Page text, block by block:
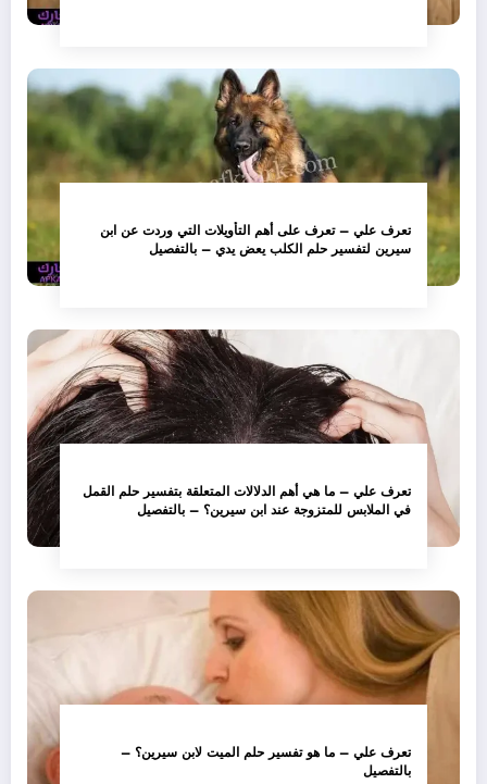
تعرف علي – تعرف على أهم التأويلات التي وردت عن ابن
سيرين لتفسير حلم الكلب يعض يدي – بالتفصيل
تعرف علي – ما هي أهم الدلالات المتعلقة بتفسير حلم القمل
في الملابس للمتزوجة عند ابن سيرين؟ – بالتفصيل
تعرف علي – ما هو تفسير حلم الميت لابن سيرين؟ –
بالتفصيل